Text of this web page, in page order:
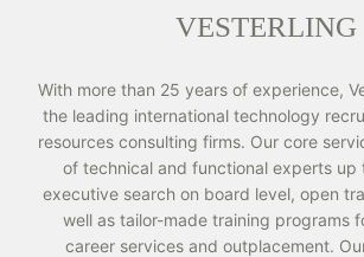
VESTERLING
With more than 25 years of experience,
the leading international technology
resources consulting firms. Our core
of technical and functional experts up
executive search on board level, open
well as tailor-made training programs
career services and outplacement.